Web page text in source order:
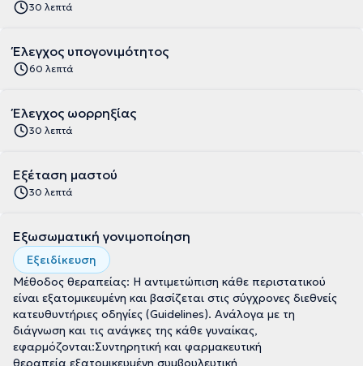
30 λεπτά
Έλεγχος υπογονιμότητος
60 λεπτά
Έλεγχος ωορρηξίας
30 λεπτά
Εξέταση μαστού
30 λεπτά
Εξωσωματική γονιμοποίηση
Εξειδίκευση
Μέθοδος θεραπείας: Η αντιμετώπιση κάθε περιστατικού
είναι εξατομικευμένη και βασίζεται στις σύγχρονες διεθνείς
κατευθυντήριες οδηγίες (Guidelines). Ανάλογα με τη
διάγνωση και τις ανάγκες της κάθε γυναίκας,
εφαρμόζονται:Συντηρητική και φαρμακευτική
θεραπεία,εξατομικευμένη συμβουλευτική